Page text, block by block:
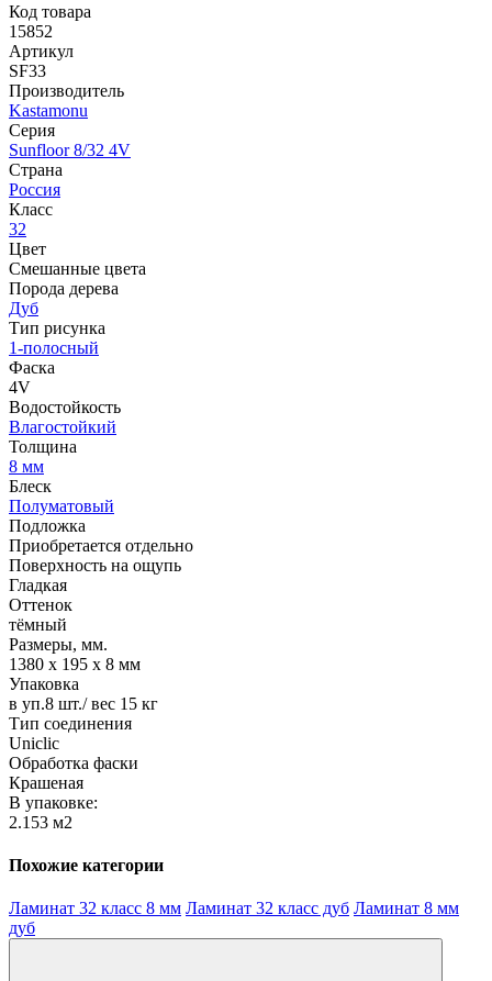
Код товара
15852
Артикул
SF33
Производитель
Kastamonu
Серия
Sunfloor 8/32 4V
Страна
Россия
Класс
32
Цвет
Смешанные цвета
Порода дерева
Дуб
Тип рисунка
1-полосный
Фаска
4V
Водостойкость
Влагостойкий
Толщина
8 мм
Блеск
Полуматовый
Подложка
Приобретается отдельно
Поверхность на ощупь
Гладкая
Оттенок
тёмный
Размеры, мм.
1380 х 195 х 8 мм
Упаковка
в уп.8 шт./ вес 15 кг
Тип соединения
Uniclic
Обработка фаски
Крашеная
В упаковке:
2.153 м2
Похожие категории
Ламинат 32 класс 8 мм Ламинат 32 класс дуб Ламинат 8 мм
дуб